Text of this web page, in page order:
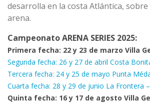
desarrolla en la costa Atlántica,
arena.
Campeonato ARENA SERIES 2025:
Primera fecha: 22 y 23 de marzo Villa
Segunda fecha: 26 y 27 de abril Costa
Tercera fecha: 24 y 25 de mayo Punta
Cuarta fecha: 28 y 29 de junio La Frontera
Quinta fecha: 16 y 17 de agosto Villa